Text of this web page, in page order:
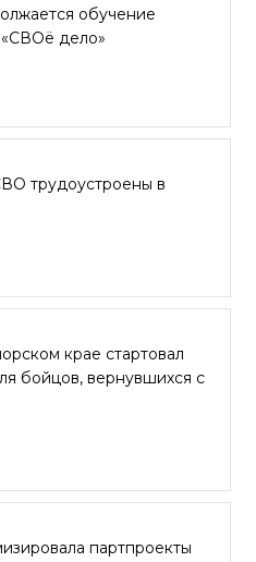
обучение
дело»
трудоустроены в
крае стартовал
бойцов, вернувшихся с
партпроекты